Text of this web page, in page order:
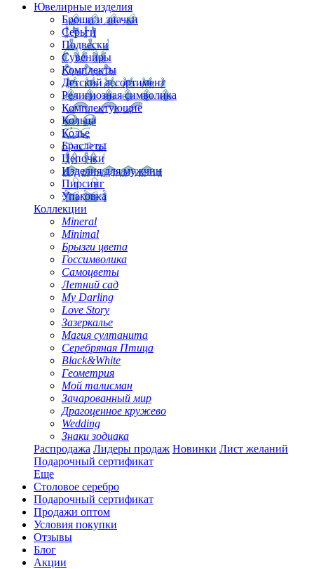
Ювелирные изделия
Броши и значки
Серьги
Подвески
Сувениры
Комплекты
Детский ассортимент
Религиозная символика
Комплектующие
Кольца
Колье
Браслеты
Цепочки
Изделия для мужчин
Пирсинг
Упаковка
Коллекции
Mineral
Minimal
Брызги цвета
Госсимволика
Самоцветы
Летний сад
My Darling
Love Story
Зазеркалье
Магия султанита
Серебряная Птица
Black&White
Геометрия
Мой талисман
Зачарованный мир
Драгоценное кружево
Wedding
Знаки зодиака
Распродажа Лидеры продаж Новинки Лист желаний
Подарочный сертификат
Еще
Столовое серебро
Подарочный сертификат
Продажи оптом
Условия покупки
Отзывы
Блог
Акции